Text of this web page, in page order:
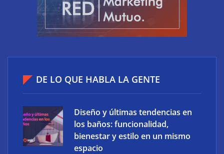
Ucademy lanza la marca Polaris para adaptar la
DE LO QUE HABLA LA GENTE
Diseño y últimas tendencias en
los baños: funcionalidad,
bienestar y estilo en un mismo
espacio